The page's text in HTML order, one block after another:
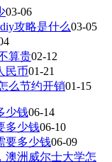
03-06
攻略是什么03-05
算贵02-12
民币01-21
么节约开销01-15
少钱06-14
多少钱06-10
要多少钱06-09
澳洲威尔士大学怎